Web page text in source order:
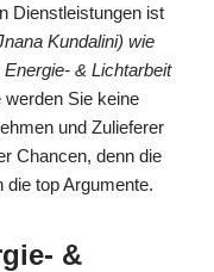
Dienstleistungen ist
Kundalini) wie
& Lichtarbeit
Sie keine
und Zulieferer
Chancen, denn die
top Argumente.
&